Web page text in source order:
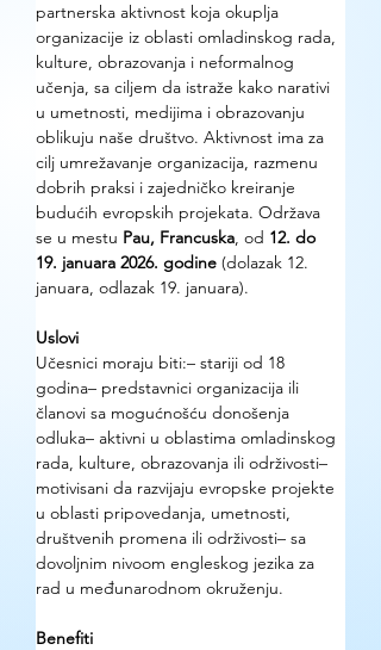
partnerska aktivnost koja okuplja
organizacije iz oblasti omladinskog rada,
kulture, obrazovanja i neformalnog
učenja, sa ciljem da istraže kako narativi
u umetnosti, medijima i obrazovanju
oblikuju naše društvo. Aktivnost ima za
cilj umrežavanje organizacija, razmenu
dobrih praksi i zajedničko kreiranje
budućih evropskih projekata. Održava
se u mestu Pau, Francuska, od 12. do
19. januara 2026. godine (dolazak 12.
januara, odlazak 19. januara).
Uslovi
Učesnici moraju biti:– stariji od 18
godina– predstavnici organizacija ili
članovi sa mogućnošću donošenja
odluka– aktivni u oblastima omladinskog
rada, kulture, obrazovanja ili održivosti–
motivisani da razvijaju evropske projekte
u oblasti pripovedanja, umetnosti,
društvenih promena ili održivosti– sa
dovoljnim nivoom engleskog jezika za
rad u međunarodnom okruženju.
Benefiti